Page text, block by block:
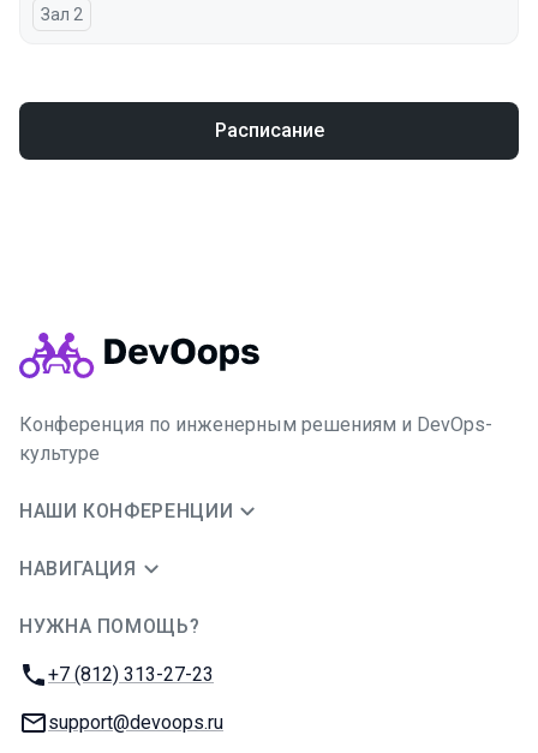
Зал 2
Расписание
Конференция по инженерным решениям и DevOps-
культуре
НАШИ КОНФЕРЕНЦИИ
НАВИГАЦИЯ
НУЖНА ПОМОЩЬ?
Телефон:
+7 (812) 313-27-23
E-mail:
support@devoops.ru